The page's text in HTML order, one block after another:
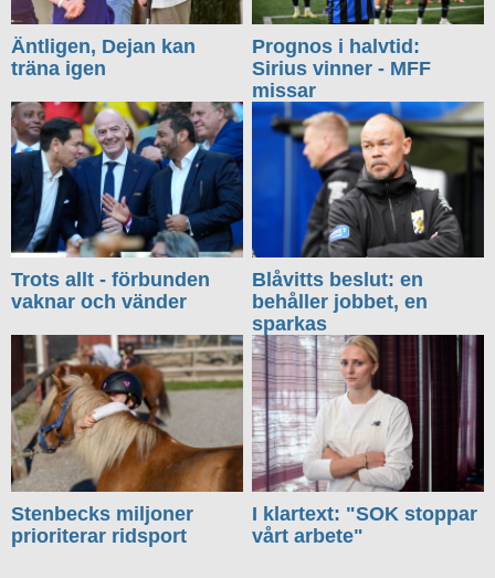
Äntligen, Dejan kan
träna igen
Prognos i halvtid:
Sirius vinner - MFF
missar
Trots allt - förbunden
vaknar och vänder
Blåvitts beslut: en
behåller jobbet, en
sparkas
Stenbecks miljoner
prioriterar ridsport
I klartext: "SOK stoppar
vårt arbete"